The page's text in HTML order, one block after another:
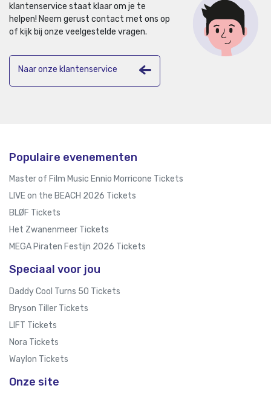
klantenservice staat klaar om je te
helpen! Neem gerust contact met ons op
of kijk bij onze veelgestelde vragen.
Naar onze klantenservice
Populaire evenementen
Master of Film Music Ennio Morricone Tickets
LIVE on the BEACH 2026 Tickets
BLØF Tickets
Het Zwanenmeer Tickets
MEGA Piraten Festijn 2026 Tickets
Speciaal voor jou
Daddy Cool Turns 50 Tickets
Bryson Tiller Tickets
LIFT Tickets
Nora Tickets
Waylon Tickets
Onze site